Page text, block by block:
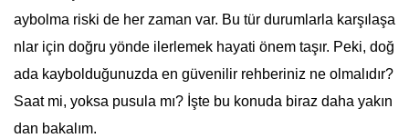
aybolma riski de her zaman var. Bu tür durumlarla karşılaşa
nlar için doğru yönde ilerlemek hayati önem taşır. Peki, doğ
ada kaybolduğunuzda en güvenilir rehberiniz ne olmalıdır?
Saat mi, yoksa pusula mı? İşte bu konuda biraz daha yakın
dan bakalım.